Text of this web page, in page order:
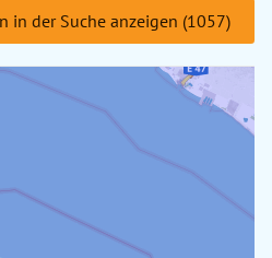
in der Suche anzeigen (1057)